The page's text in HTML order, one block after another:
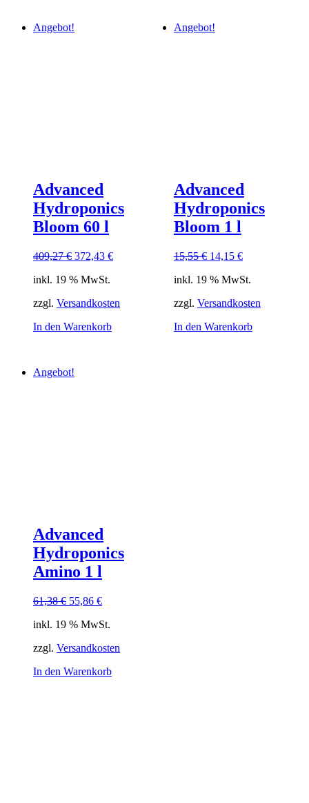
Angebot!
Advanced
Hydroponics
Bloom 60 l
409,27€ Ursprünglicher
war:
372,43 €Aktueller
inkl. 19 % MwSt.
zzgl. Versandkosten
In den Warenkorb
Angebot!
Advanced
Hydroponics
Bloom 1 l
15,55€ Ursprünglicher
war:
14,15 €Aktueller
ist:
inkl. 19 % MwSt.
zzgl. Versandkosten
In den Warenkorb
Angebot!
Advanced
Hydroponics
Amino 1 l
61,38€ Ursprünglicher
war:
55,86 €Aktueller
ist:
inkl. 19 % MwSt.
zzgl. Versandkosten
In den Warenkorb